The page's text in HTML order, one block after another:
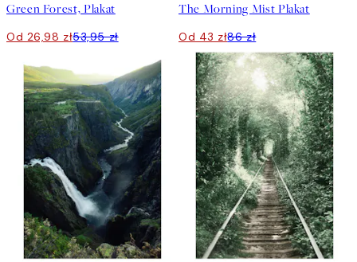
Green Forest, Plakat
Od 26,98 zł53,95 zł
The Morning Mist Plakat
Od 43 zł86 zł